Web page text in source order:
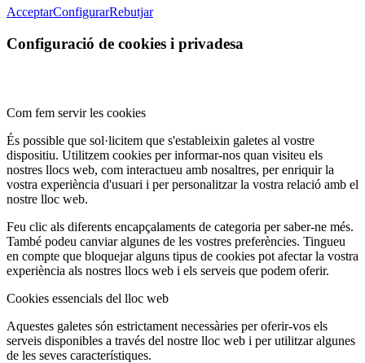
AcceptarConfigurarRebutjar
Configuració de cookies i privadesa
Com fem servir les cookies
És possible que sol·licitem que s'estableixin galetes al vostre
dispositiu. Utilitzem cookies per informar-nos quan visiteu els
nostres llocs web, com interactueu amb nosaltres, per enriquir la
vostra experiència d'usuari i per personalitzar la vostra relació amb el
nostre lloc web.
Feu clic als diferents encapçalaments de categoria per saber-ne més.
També podeu canviar algunes de les vostres preferències. Tingueu
en compte que bloquejar alguns tipus de cookies pot afectar la vostra
experiència als nostres llocs web i els serveis que podem oferir.
Cookies essencials del lloc web
Aquestes galetes són estrictament necessàries per oferir-vos els
serveis disponibles a través del nostre lloc web i per utilitzar algunes
de les seves característiques.